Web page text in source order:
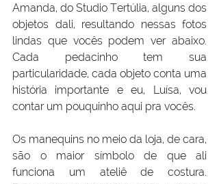
Amanda, do Studio Tertúlia, alguns dos
objetos dali, resultando nessas fotos
lindas que vocês podem ver abaixo.
Cada pedacinho tem sua
particularidade, cada objeto conta uma
história importante e eu, Luísa, vou
contar um pouquinho aqui pra vocês.
Os manequins no meio da loja, de cara,
são o maior símbolo de que ali
funciona um ateliê de costura.